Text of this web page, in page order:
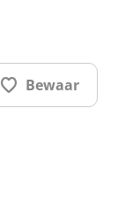
Bewaar